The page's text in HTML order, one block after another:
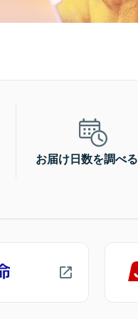
お届け日数を調べる